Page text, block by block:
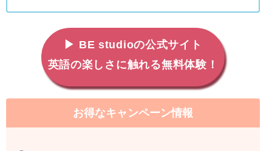
▶ BE studioの公式サイト
英語の楽しさに触れる無料体験！
お得なキャンペーン情報